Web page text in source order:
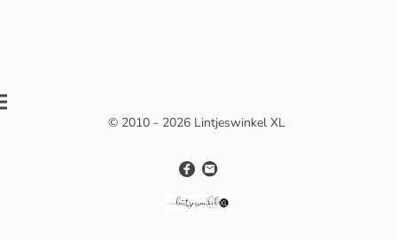
© 2010 - 2026 Lintjeswinkel XL